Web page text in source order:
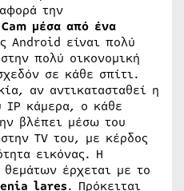
την
Cam μέσα από ένα
Android είναι πολύ
πολύ οικονομική
σε κάθε σπίτι.
αν αντικατασταθεί η
IP κάμερα, ο κάθε
βλέπει μέσω του
TV του, με κέρδος
εικόνας. Η
έρχεται με το
lares. Πρόκειται